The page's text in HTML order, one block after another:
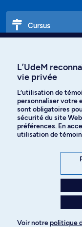
Cursus
Langues
Facebook
Politique de
L’UdeM
vie privée
L’utilisation de
personnaliser votre
sont obligatoires
sécurité du site
préférences. En
utilisation de
Voir notre politique